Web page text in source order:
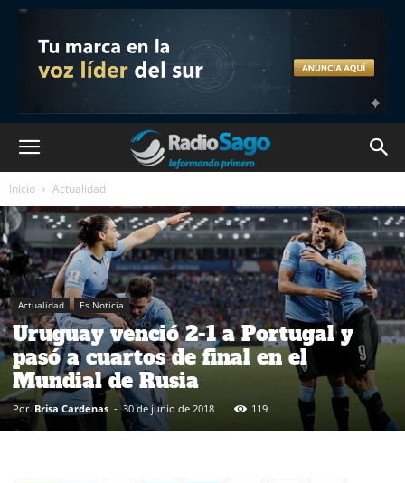
Inicio Actualidad
Actualidad Es Noticia
Uruguay venció 2-1 a Portugal y
pasó a cuartos de final en el
Mundial de Rusia
Por Brisa Cardenas - 30 de junio de 2018 119